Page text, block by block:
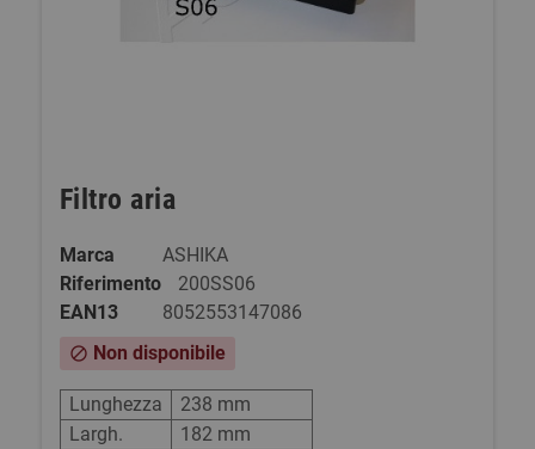
Filtro aria
Marca
ASHIKA
Riferimento
200SS06
EAN13
8052553147086
block Non disponibile
Lunghezza
238 mm
Largh.
182 mm